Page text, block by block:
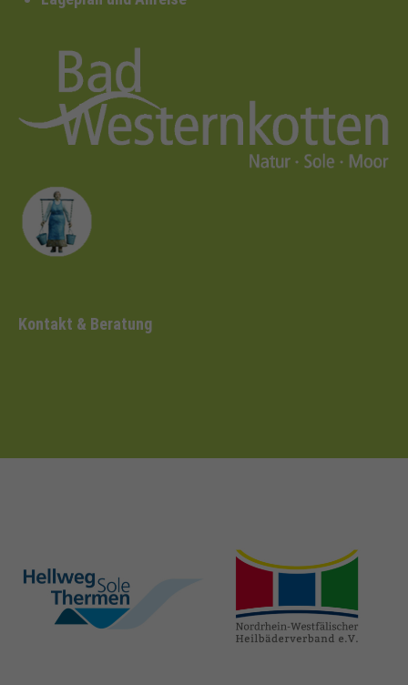
Kontakt & Beratung
hellweg-sole-
thermen.de
heilbaeder.de